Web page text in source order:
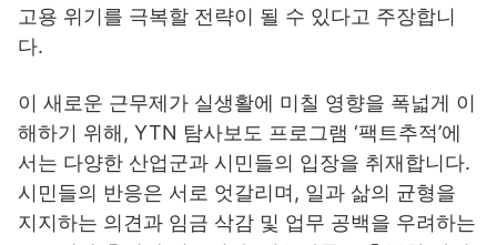
고용 위기를 극복할 전략이 될 수 있다고 주장합니
다.
이 새로운 근무제가 실생활에 미칠 영향을 폭넓게 이
해하기 위해, YTN 탐사보도 프로그램 ‘팩트추적’에
서는 다양한 산업군과 시민들의 입장을 취재합니다.
시민들의 반응은 서로 엇갈리며, 일과 삶의 균형을
지지하는 의견과 임금 삭감 및 업무 공백을 우려하는